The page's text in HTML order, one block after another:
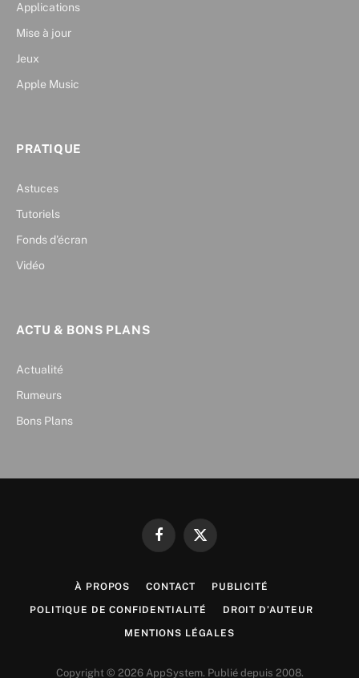
Applications
Mise à jour
Jeux
Apple Music
PRATIQUE
Astuces
Tutoriels
Fonds d’écran
Vidéo
ACTU & BONS PLANS
Actualité
Rumeurs
Bons Plans
FacebookX
À PROPOS CONTACT PUBLICITÉ
POLITIQUE DE CONFIDENTIALITÉ DROIT D’AUTEUR
MENTIONS LÉGALES
Copyright © 2026 AppSystem. Publié depuis 2008.